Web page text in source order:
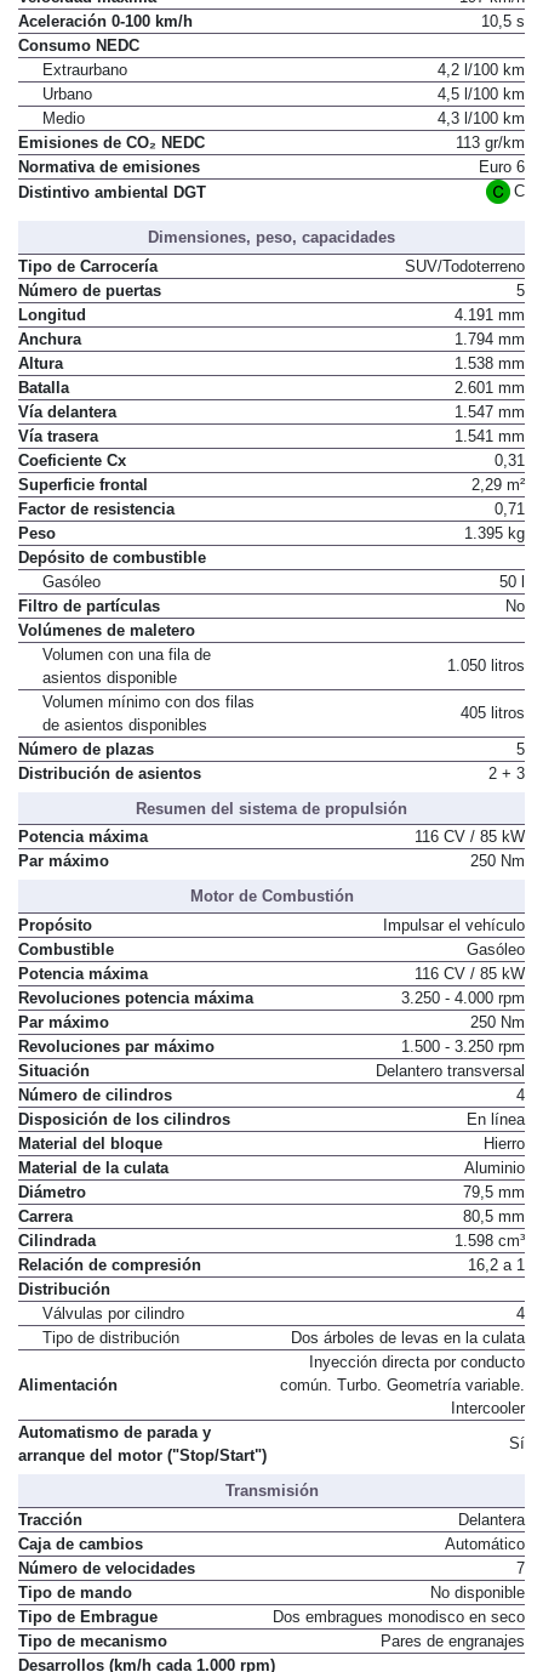
Velocidad máxima
197 km/h
Aceleración 0-100 km/h
Consumo NEDC
Extraurbano
4,2 l/100 km
Urbano
4,5 l/100 km
Medio
4,3 l/100 km
Emisiones de CO₂ NEDC
113 gr/km
Normativa de emisiones
Euro 6
Dimensiones, peso, capacidades
Tipo de Carrocería
SUV/Todoterreno
Número de puertas
5
Longitud
4.191 mm
Anchura
1.794 mm
Altura
1.538 mm
Batalla
2.601 mm
Vía delantera
1.547 mm
Vía trasera
1.541 mm
Coeficiente Cx
0,31
Superficie frontal
2,29 m²
Factor de resistencia
0,71
Peso
Depósito de combustible
Gasóleo
50 l
Filtro de partículas
Volúmenes de maletero
Volumen con una fila de
asientos disponible
Volumen mínimo con dos filas
de asientos disponibles
Número de plazas
5
Resumen del sistema de propulsión
Potencia máxima
116 CV / 85 kW
Motor de Combustión
Propósito
Impulsar el vehículo
Combustible
Gasóleo
Potencia máxima
116 CV / 85 kW
Revoluciones potencia máxima
3.250 - 4.000 rpm
Par máximo
250 Nm
Revoluciones par máximo
1.500 - 3.250 rpm
Situación
Delantero transversal
Número de cilindros
4
Disposición de los cilindros
En línea
Material del bloque
Hierro
Material de la culata
Aluminio
Diámetro
79,5 mm
Carrera
80,5 mm
Cilindrada
1.598 cm³
Relación de compresión
Distribución
Válvulas por cilindro
4
Dos árboles de levas en la culata
Inyección directa por conducto
común. Turbo. Geometría variable.
Automatismo de parada y
Transmisión
Tracción
Delantera
Caja de cambios
Automático
Número de velocidades
7
Tipo de mando
No disponible
Tipo de Embrague
Dos embragues monodisco en seco
Tipo de mecanismo